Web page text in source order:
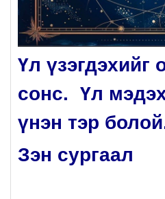
Үл
сонс. Үл
үнэн тэр
Зэн сургаал